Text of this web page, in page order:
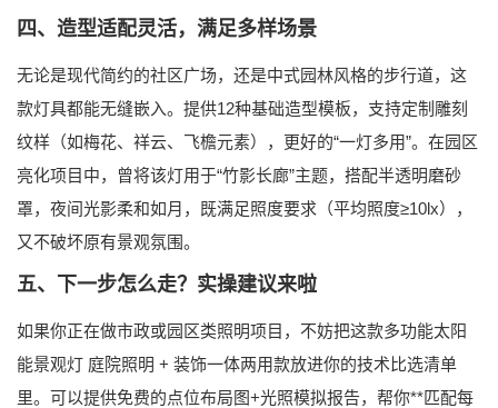
四、造型适配灵活，满足多样场景
无论是现代简约的社区广场，还是中式园林风格的步行道，这
款灯具都能无缝嵌入。提供12种基础造型模板，支持定制雕刻
纹样（如梅花、祥云、飞檐元素），更好的“一灯多用”。在园区
亮化项目中，曾将该灯用于“竹影长廊”主题，搭配半透明磨砂
罩，夜间光影柔和如月，既满足照度要求（平均照度≥10lx），
又不破坏原有景观氛围。
五、下一步怎么走？实操建议来啦
如果你正在做市政或园区类照明项目，不妨把这款多功能太阳
能景观灯 庭院照明 + 装饰一体两用款放进你的技术比选清单
里。可以提供免费的点位布局图+光照模拟报告，帮你**匹配每